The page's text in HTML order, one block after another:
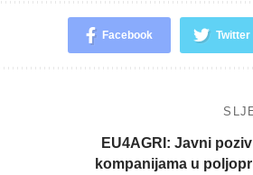
Facebook Twitter
EU4AGRI: Javni
kompanijama u